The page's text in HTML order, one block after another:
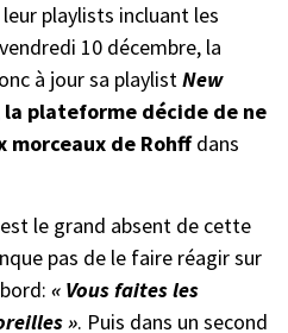
playlists incluant les
10 décembre, la
à jour sa playlistNew
la plateforme décide de ne
morceaux de Rohffdans
le grand absent de cette
pas de le faire réagir sur
« Vous faites les
». Puis dans un second